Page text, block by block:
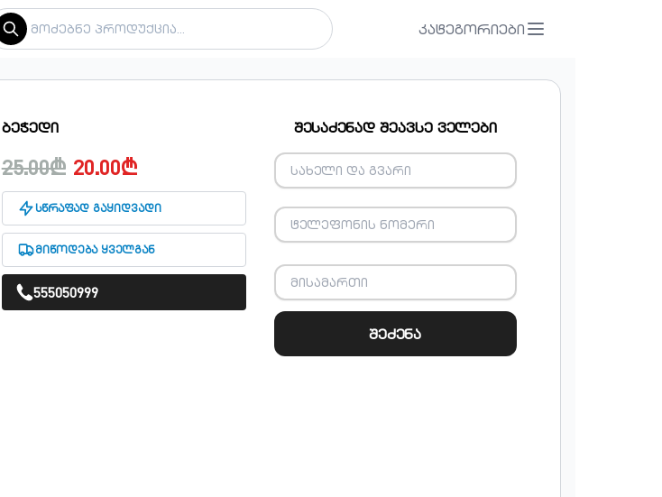
კატეგორიები
ბეჭედი
25.00₾20.00₾
სწრაფად გაყიდვადი
მიწოდება ყველგან
555050999
შესაძენად შეავსე ველები
შეძენა